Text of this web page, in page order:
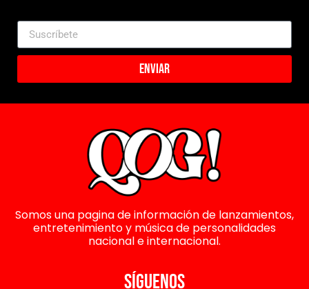
Enviar
Somos una pagina de información de lanzamientos,
entretenimiento y música de personalidades
nacional e internacional.
SÍGUENOS